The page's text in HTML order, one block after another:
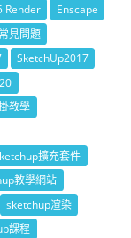
Render
Enscape
見問題
SketchUp2017
教學
擴充套件
教學網站
sketchup渲染
課程